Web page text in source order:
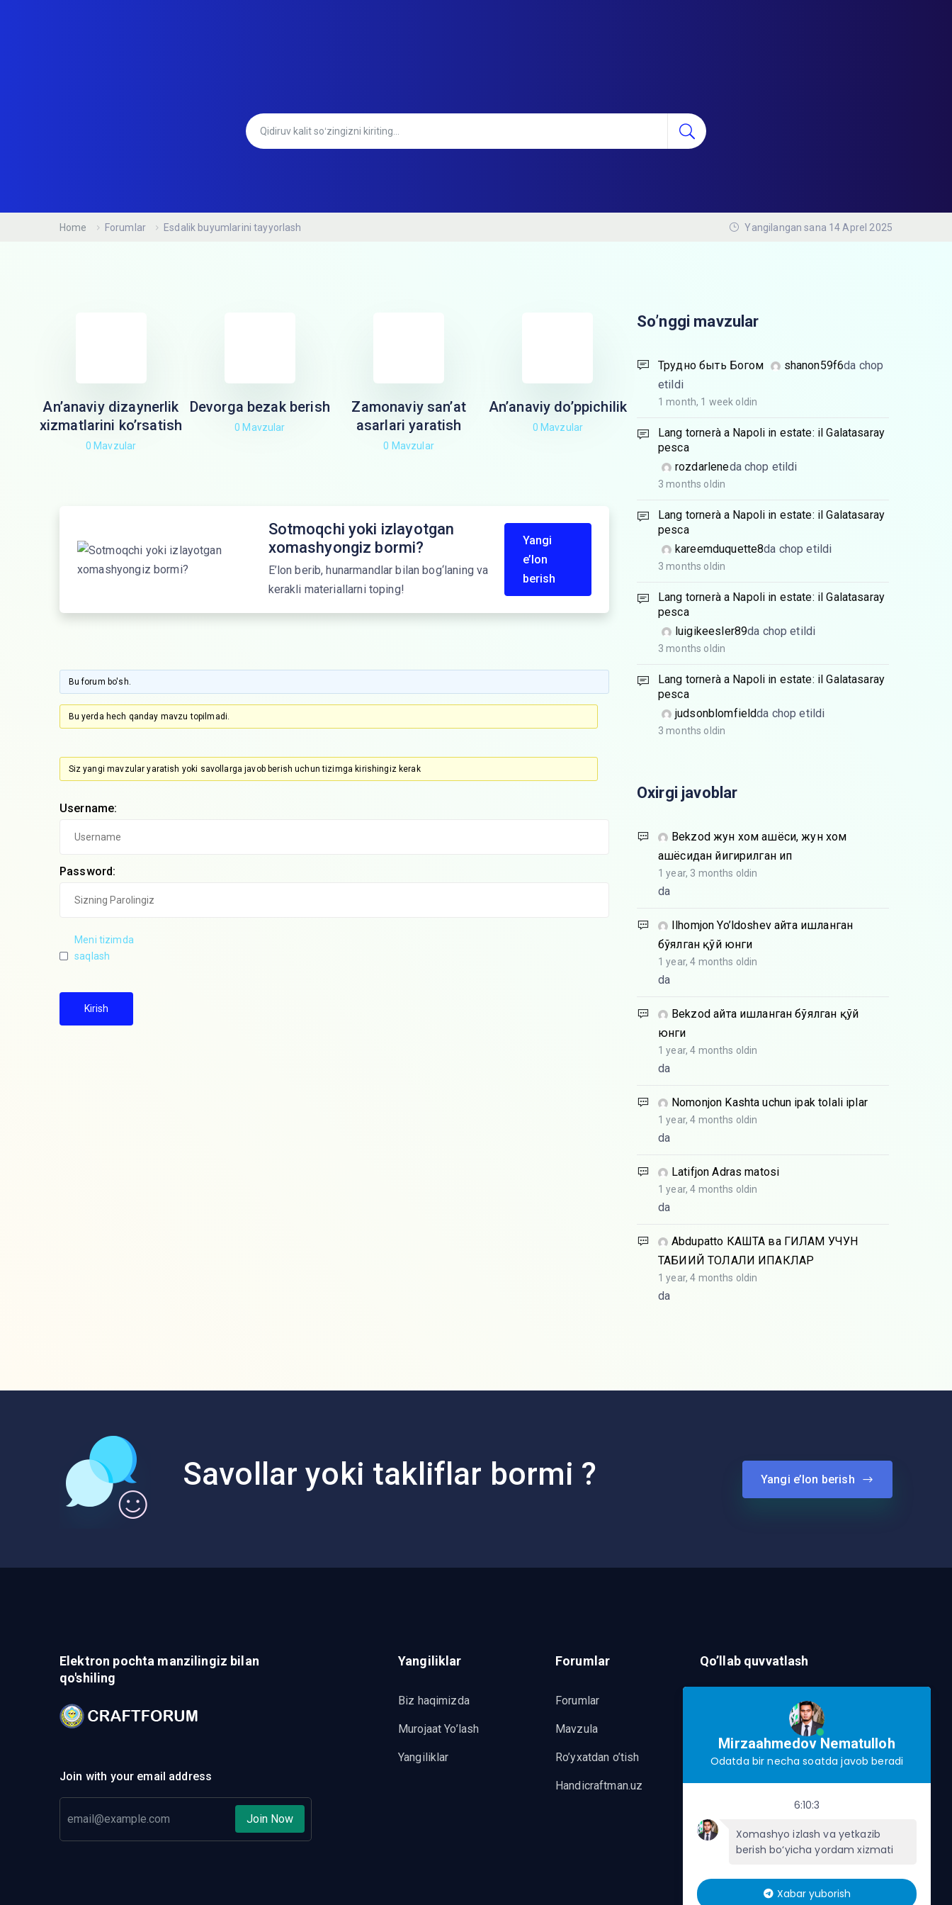
Home Forumlar Esdalik buyumlarini tayyorlash Yangilangan sana 14 Aprel 2025
An’anaviy dizaynerlik
xizmatlarini ko’rsatish
0 Mavzular
Devorga bezak berish
0 Mavzular
Zamonaviy san’at
asarlari yaratish
0 Mavzular
An’anaviy do’ppichilik
0 Mavzular
Sotmoqchi yoki izlayotgan
xomashyongiz bormi?
E’lon berib, hunarmandlar bilan bog‘laning va
kerakli materiallarni toping!
Yangi
e’lon
berish
Bu forum bo'sh.
Bu yerda hech qanday mavzu topilmadi.
Siz yangi mavzular yaratish yoki savollarga javob berish uchun tizimga kirishingiz kerak
Username:
Password:
Meni tizimda
saqlash
Kirish
So’nggi mavzular
Трудно быть Богом shanon59f6da chop
etildi
1 month, 1 week oldin
Lang tornerà a Napoli in estate: il Galatasaray
pesca
rozdarleneda chop etildi
3 months oldin
Lang tornerà a Napoli in estate: il Galatasaray
pesca
kareemduquette8da chop etildi
3 months oldin
Lang tornerà a Napoli in estate: il Galatasaray
pesca
luigikeesler89da chop etildi
3 months oldin
Lang tornerà a Napoli in estate: il Galatasaray
pesca
judsonblomfieldda chop etildi
3 months oldin
Oxirgi javoblar
Bekzod жун хом ашёси, жун хом
ашёсидан йигирилган ип
1 year, 3 months oldin
da
Ilhomjon Yo’ldoshev Қайта ишланган
бўялган қўй юнги
1 year, 4 months oldin
da
Bekzod Қайта ишланган бўялган қўй
юнги
1 year, 4 months oldin
da
Nomonjon Kashta uchun ipak tolali iplar
1 year, 4 months oldin
da
Latifjon Adras matosi
1 year, 4 months oldin
da
Abdupatto КАШТА ва ГИЛАМ УЧУН
ТАБИИЙ ТОЛАЛИ ИПАКЛАР
1 year, 4 months oldin
da
Savollar yoki takliflar bormi ? Yangi e’lon berish
Elektron pochta manzilingiz bilan
qo'shiling
Join with your email address
Join Now
Yangiliklar
Biz haqimizda
Murojaat Yo’lash
Yangiliklar
Forumlar
Forumlar
Mavzula
Ro’yxatdan o’tish
Handicraftman.uz
Qo’llab quvvatlash
Telegram orqalik murojaat yo’lash
Mirzaahmedov Nematulloh
Odatda bir necha soatda javob beradi
6:10:3
Xomashyo izlash va yetkazib
berish bo‘yicha yordam xizmati
Xabar yuborish